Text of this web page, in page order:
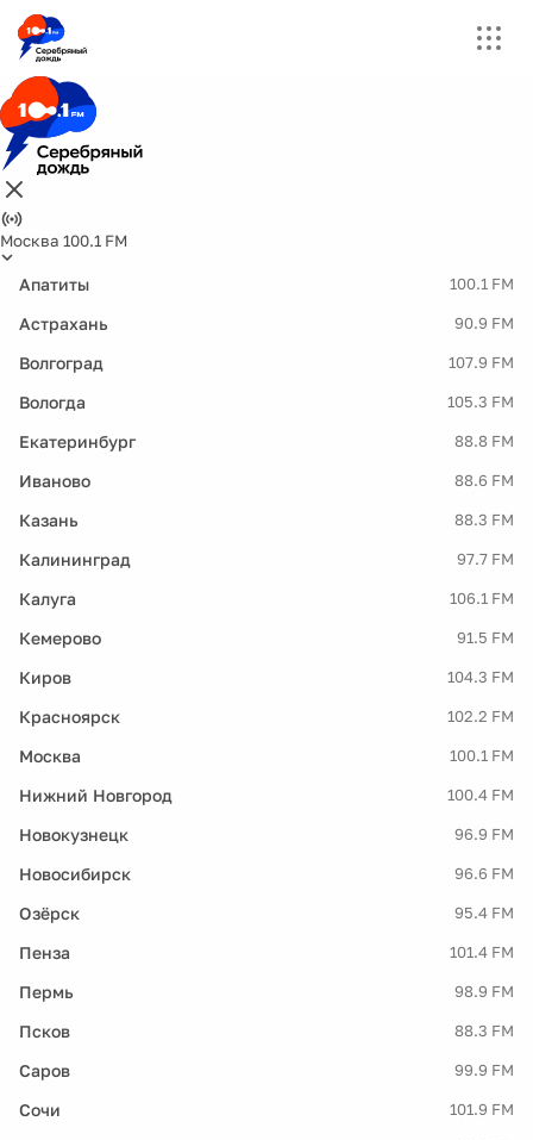
Москва 100.1 FM
Апатиты 100.1 FM
Астрахань 90.9 FM
Волгоград 107.9 FM
Вологда 105.3 FM
Екатеринбург 88.8 FM
Иваново 88.6 FM
Казань 88.3 FM
Калининград 97.7 FM
Калуга 106.1 FM
Кемерово 91.5 FM
Киров 104.3 FM
Красноярск 102.2 FM
Москва 100.1 FM
Нижний Новгород 100.4 FM
Новокузнецк 96.9 FM
Новосибирск 96.6 FM
Озёрск 95.4 FM
Пенза 101.4 FM
Пермь 98.9 FM
Псков 88.3 FM
Саров 99.9 FM
Сочи 101.9 FM